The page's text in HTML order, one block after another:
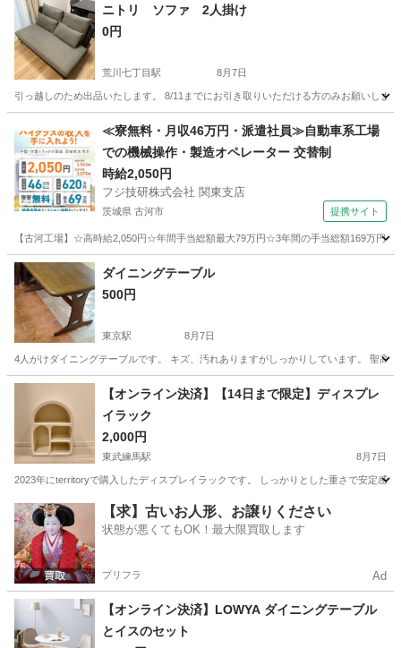
ニトリ ソファ 2人掛け
0円
荒川七丁目駅 8月7日
引っ越しのため出品いたします。 8/11までにお引き取りいただける方のみお願いし
荒川七丁目駅 ソファ
≪寮無料・月収46万円・派遣社員≫自動車系工場
での機械操作・製造オペレーター 交替制
時給2,050円
フジ技研株式会社 関東支店
茨城県 古河市 提携サイト
【古河工場】☆高時給2,050円☆年間手当総額最大79万円☆3年間の手当総額169万円
茨城 古河市 その他
ダイニングテーブル
500円
東京駅 8月7日
4人がけダイニングテーブルです。 キズ、汚れありますがしっかりしています。 聖高
東京 中央区 東京駅 テーブル
【オンライン決済】【14日まで限定】ディスプレ
イラック
2,000円
東武練馬駅 8月7日
2023年にterritoryで購入したディスプレイラックです。 しっかりとした重さで安定感
東京 板橋区 東武練馬駅 収納家具 ディスプレイ
【求】古いお人形、お譲りください
状態が悪くてもOK！最大限買取します
プリフラ Ad
【オンライン決済】LOWYA ダイニングテーブル
とイスのセット